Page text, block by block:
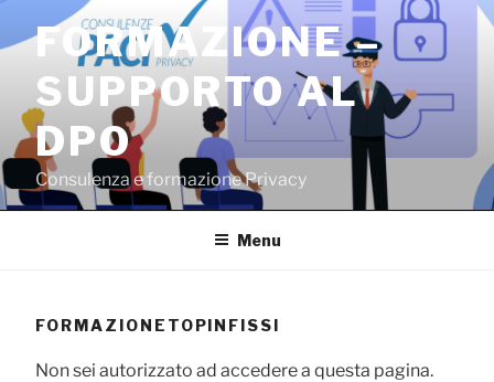
contenuto
FORMAZIONE –
SUPPORTO AL
DPO
Consulenza e formazione Privacy
Menu
FORMAZIONETOPINFISSI
Non sei autorizzato ad accedere a questa pagina.